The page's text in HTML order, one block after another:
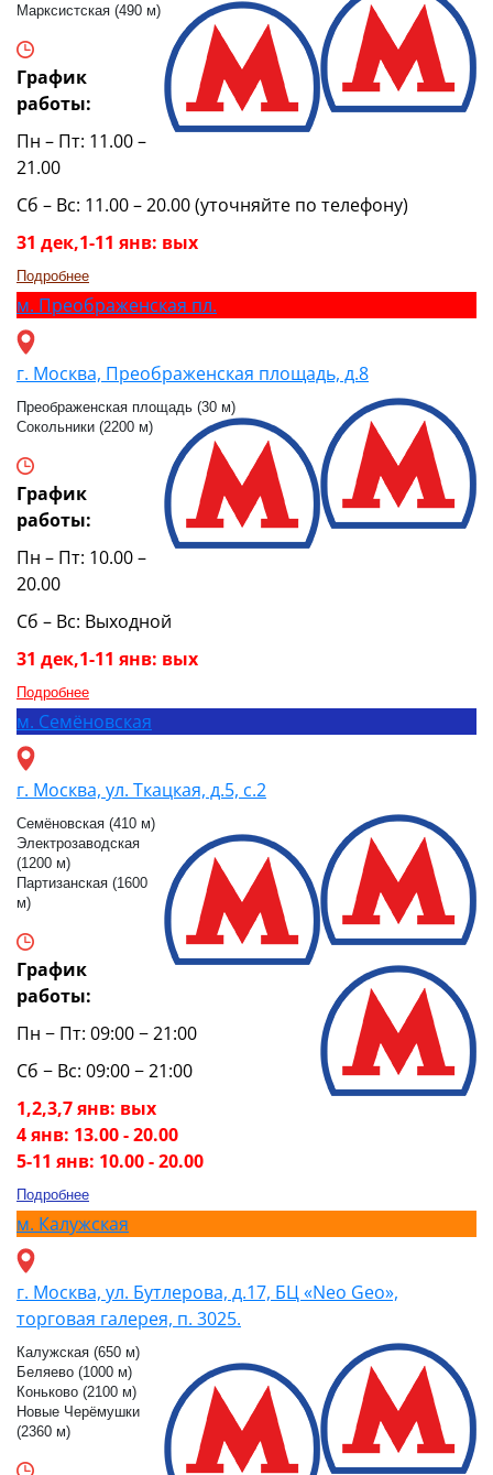
Марксистская (490 м)
График
работы:
Пн – Пт: 11.00 –
21.00
Сб – Вс: 11.00 – 20.00 (уточняйте по телефону)
31 дек,1-11 янв: вых
Подробнее
м. Преображенская пл.
г. Москва, Преображенская площадь, д.8
Преображенская площадь (30 м)
Сокольники (2200 м)
График
работы:
Пн – Пт: 10.00 –
20.00
Сб – Вс: Выходной
31 дек,1-11 янв: вых
Подробнее
м. Семёновская
г. Москва, ул. Ткацкая, д.5, с.2
Семёновская (410 м)
Электрозаводская
(1200 м)
Партизанская (1600
м)
График
работы:
Пн − Пт: 09:00 − 21:00
Сб − Вс: 09:00 − 21:00
1,2,3,7 янв: вых
4 янв: 13.00 - 20.00
5-11 янв: 10.00 - 20.00
Подробнее
м. Калужская
г. Москва, ул. Бутлерова, д.17, БЦ «Neo Geo»,
торговая галерея, п. 3025.
Калужская (650 м)
Беляево (1000 м)
Коньково (2100 м)
Новые Черёмушки
(2360 м)